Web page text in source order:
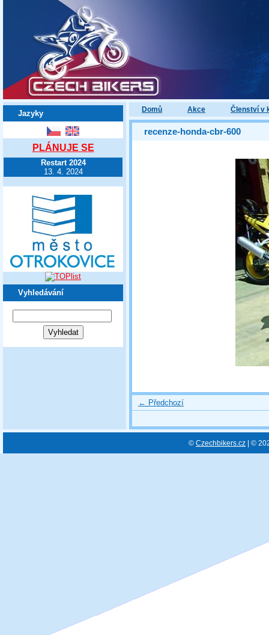
Domů Akce Členství v
Jazyky
PLÁNUJE SE
Restart 2024
13. 4. 2024
Vyhledávání
recenze-honda-cbr-600
← Předchozí
© Czechbikers.cz | ©